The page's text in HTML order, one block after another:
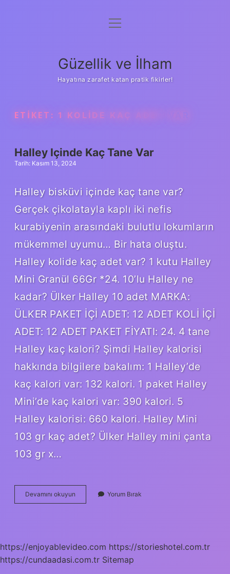
Anasayfa
Yasal Uyarı
menüyü
Güzellik ve İlham
Hayatına zarafet katan pratik fikirler!
ETIKET: 1 KOLIDE KAÇ ADET VAR
Halley Içinde Kaç Tane Var
Tarih: Kasım 13, 2024
Halley bisküvi içinde kaç tane var?
Gerçek çikolatayla kaplı iki nefis
kurabiyenin arasındaki bulutlu lokumların
mükemmel uyumu… Bir hata oluştu.
Halley kolide kaç adet var? 1 kutu Halley
Mini Granül 66Gr *24. 10’lu Halley ne
kadar? Ülker Halley 10 adet MARKA:
ÜLKER PAKET İÇİ ADET: 12 ADET KOLİ İÇİ
ADET: 12 ADET PAKET FİYATI: 24. 4 tane
Halley kaç kalori? Şimdi Halley kalorisi
hakkında bilgilere bakalım: 1 Halley’de
kaç kalori var: 132 kalori. 1 paket Halley
Mini’de kaç kalori var: 390 kalori. 5
Halley kalorisi: 660 kalori. Halley Mini
103 gr kaç adet? Ülker Halley mini çanta
103 gr x…
Devamını okuyun
Içinde
Yorum Bırak
https://enjoyablevideo.com https://storieshotel.com.tr
https://cundaadasi.com.tr Sitemap